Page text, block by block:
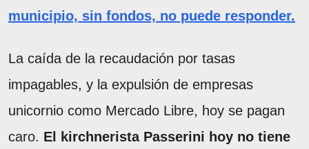
municipio, sin fondos, no puede responder.
La caída de la recaudación por tasas
impagables, y la expulsión de empresas
unicornio como Mercado Libre, hoy se pagan
caro. El kirchnerista Passerini hoy no tiene